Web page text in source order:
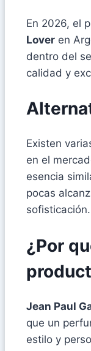
En 2026, el
Lover en
dentro del
calidad y
Existen
en el
esencia
pocas
sofisticación.
¿Por
Jean Paul
que un
estilo y